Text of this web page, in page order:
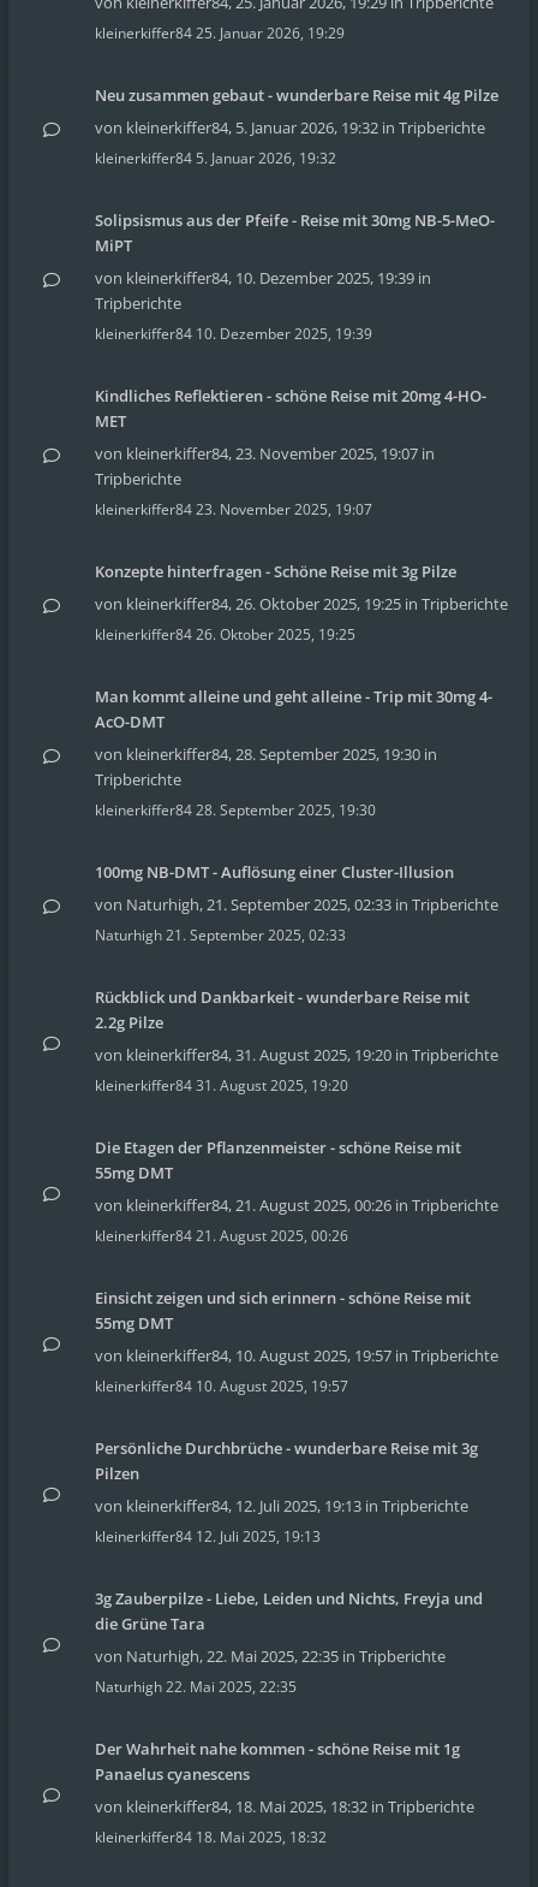
kleinerkiffer8425. Januar 2026, 19:29
Neu zusammen gebaut - wunderbare Reise mit 4g Pilze
von kleinerkiffer84, 5. Januar 2026, 19:32 in Tripberichte
kleinerkiffer84 5. Januar 2026, 19:32
Solipsismus aus der Pfeife - Reise mit 30mg NB-5-MeO-
MiPT
von kleinerkiffer84, 10. Dezember 2025, 19:39 in
Tripberichte
kleinerkiffer84 10. Dezember 2025, 19:39
Kindliches Reflektieren - schöne Reise mit 20mg 4-HO-
MET
von kleinerkiffer84,23. November 2025, 19:07 in
Tripberichte
kleinerkiffer8423. November 2025, 19:07
Konzepte hinterfragen - Schöne Reise mit 3g Pilze
von kleinerkiffer84,26. Oktober 2025, 19:25 in Tripberichte
kleinerkiffer8426. Oktober 2025, 19:25
Man kommt alleine und geht alleine - Trip mit 30mg 4-
AcO-DMT
von kleinerkiffer84,28. September 2025, 19:30 in
Tripberichte
kleinerkiffer8428. September 2025, 19:30
100mg NB-DMT - Auflösung einer Cluster-Illusion
von Naturhigh,21. September 2025, 02:33 in Tripberichte
Naturhigh21. September 2025, 02:33
Rückblick und Dankbarkeit - wunderbare Reise mit
2.2g Pilze
von kleinerkiffer84,31. August 2025, 19:20 in Tripberichte
kleinerkiffer8431. August 2025, 19:20
Die Etagen der Pflanzenmeister - schöne Reise mit
55mg DMT
von kleinerkiffer84,21. August 2025, 00:26 in Tripberichte
kleinerkiffer8421. August 2025, 00:26
Einsicht zeigen und sich erinnern - schöne Reise mit
55mg DMT
von kleinerkiffer84, 10. August 2025, 19:57 in Tripberichte
kleinerkiffer84 10. August 2025, 19:57
Persönliche Durchbrüche - wunderbare Reise mit 3g
Pilzen
von kleinerkiffer84, 12. Juli 2025, 19:13 in Tripberichte
kleinerkiffer84 12. Juli 2025, 19:13
3g Zauberpilze - Liebe, Leiden und Nichts, Freyja und
die Grüne Tara
von Naturhigh,22. Mai 2025, 22:35 in Tripberichte
Naturhigh22. Mai 2025, 22:35
Der Wahrheit nahe kommen - schöne Reise mit 1g
Panaelus cyanescens
von kleinerkiffer84, 18. Mai 2025, 18:32 in Tripberichte
kleinerkiffer84 18. Mai 2025, 18:32